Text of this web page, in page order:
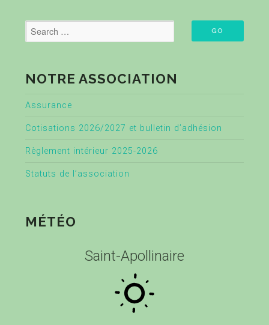
NOTRE ASSOCIATION
Assurance
Cotisations 2026/2027 et bulletin d’adhésion
Règlement intérieur 2025-2026
Statuts de l’association
MÉTÉO
Saint-Apollinaire